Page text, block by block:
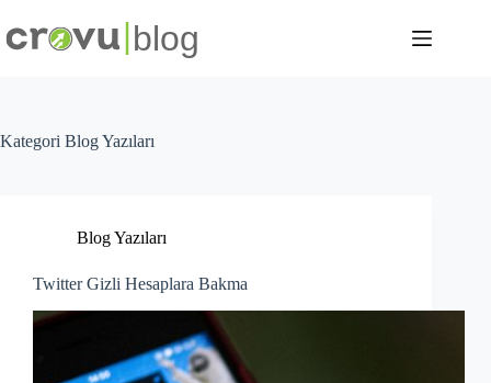
to
content
Kategori Blog Yazıları
Blog Yazıları
Twitter Gizli Hesaplara Bakma